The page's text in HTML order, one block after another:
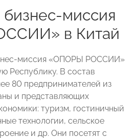
бизнес-миссия
в Китай
миссия «ОПОРЫ РОССИИ»
Республику. В состав
80 предпринимателей из
и представляющих
туризм, гостиничный
технологии, сельское
и др. Они посетят с